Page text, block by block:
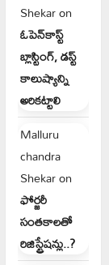
Shekaron
ఓపెన్‌కాస్ట్
బ్లాస్టింగ్, డస్ట్
కాలుష్యాన్ని
అరికట్టాలి
Malluru
chandra
Shekaron
ఫోర్జరీ
సంతకాలతో
రిజిస్ట్రేషన్లు..?